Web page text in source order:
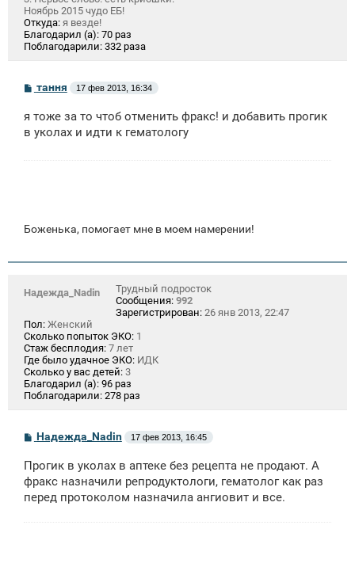
Ноябрь 2015 чудо ЕБ!
Откуда: я везде!
Благодарил (а): 70 раз
Поблагодарили: 332 раза
С
о
б
щ
е
тання 17 фев 2013, 16:34
я тоже за то чтоб отменить фракс! и добавить прогик
в уколах и идти к гематологу
Боженька, помогает мне в моем намерении!
Надежда_Nadin
Трудный подросток
Сообщения: 992
Зарегистрирован: 26 янв 2013, 22:47
Пол: Женский
Сколько попыток ЭКО: 1
Стаж бесплодия: 7 лет
Где было удачное ЭКО: ИДК
Сколько у вас детей: 3
Благодарил (а): 96 раз
Поблагодарили: 278 раз
С
б
щ
е
н
Надежда_Nadin 17 фев 2013, 16:45
Прогик в уколах в аптеке без рецепта не продают. А
фракс назначили репродуктологи, гематолог как раз
перед протоколом назначила ангиовит и все.